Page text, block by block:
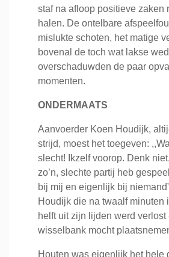
staf na afloop positieve zaken
halen. De ontelbare
mislukte schoten, het matige
bovenal de toch wat lakse
overschaduwden de paar
momenten.
ONDERMAATS
Aanvoerder Koen Houdijk,
strijd, moest het toegeven:
slecht! Ikzelf voorop. Denk
zo’n, slechte partij heb
bij mij en eigenlijk bij
Houdijk die na twaalf minuten
helft uit zijn lijden werd verlost
wisselbank mocht
Houten was eigenlijk het hele